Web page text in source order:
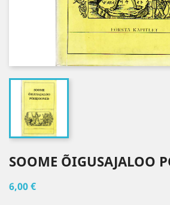
SOOME ÕIGUSAJALOO
6,00 €